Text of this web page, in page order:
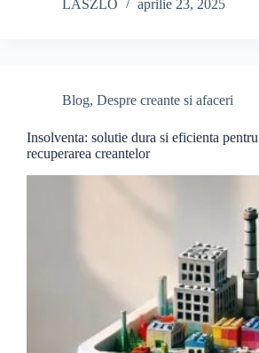
LASZLO aprilie 23, 2025
Blog, Despre creante si afaceri
Insolventa: solutie dura si eficienta pentru
recuperarea creantelor